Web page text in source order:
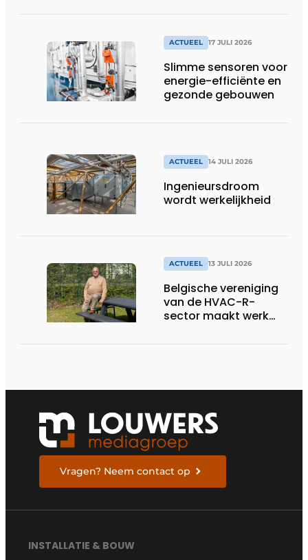
productiebedrijven
draaiende
ACTUEEL 17 JULI 2026
Slimme sensoren voor
energie-efficiënte en
gezonde gebouwen
ACTUEEL 14 JULI 2026
Ingenieursdroom
wordt werkelijkheid
ACTUEEL 13 JULI 2026
Belgische vereniging
van de HVAC-R-
sector maakt werk
Vragen? Neem contact op
INSTALLATIE & BOUW